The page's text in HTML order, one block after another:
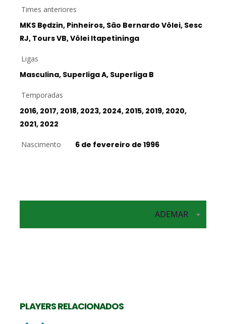
Times anteriores
MKS Będzin, Pinheiros, São Bernardo Vôlei, Sesc
RJ, Tours VB, Vôlei Itapetininga
Ligas
Masculina, Superliga A, Superliga B
Temporadas
2016, 2017, 2018, 2023, 2024, 2015, 2019, 2020,
2021, 2022
Nascimento 6 de fevereiro de 1996
ADEMAR
PLAYERS RELACIONADOS
CAMILA MALUF
Oposta